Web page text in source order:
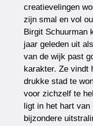
creatievelingen
zijn smal en vol
Birgit Schuurman
jaar geleden uit
van de wijk past
karakter. Ze vindt
drukke stad te
voor zichzelf te
ligt in het hart van
bijzondere